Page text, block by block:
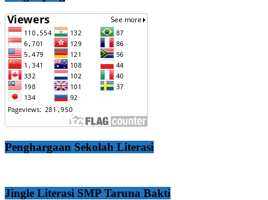
Penghargaan Sekolah Literasi
Jingle Literasi SMP Taruna Bakti